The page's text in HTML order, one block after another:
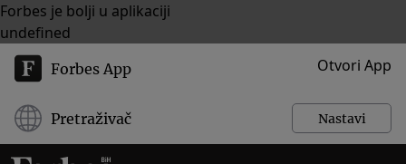
Forbes je bolji u aplikaciji
undefined
Forbes App Otvori App
Pretraživač Nastavi